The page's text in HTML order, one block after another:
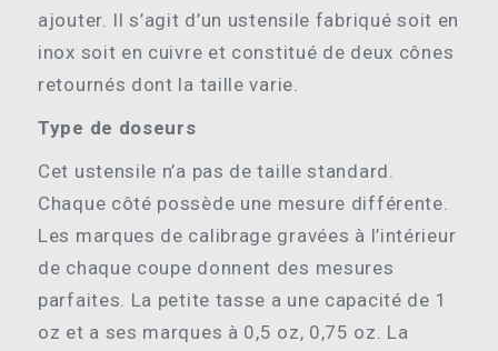
ajouter. Il s’agit d’un ustensile fabriqué soit en
inox soit en cuivre et constitué de deux cônes
retournés dont la taille varie.
Type de doseurs
Cet ustensile n’a pas de taille standard.
Chaque côté possède une mesure différente.
Les marques de calibrage gravées à l’intérieur
de chaque coupe donnent des mesures
parfaites. La petite tasse a une capacité de 1
oz et a ses marques à 0,5 oz, 0,75 oz. La